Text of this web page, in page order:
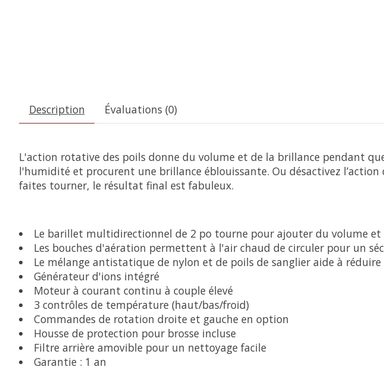
Description Évaluations (0)
L'action rotative des poils donne du volume et de la brillance pendant
l'humidité et procurent une brillance éblouissante. Ou désactivez
faites tourner, le résultat final est fabuleux.
Le barillet multidirectionnel de 2 po tourne pour ajouter du volume et
Les bouches d'aération permettent à l'air chaud de circuler pour un
Le mélange antistatique de nylon et de poils de sanglier aide à
Générateur d'ions intégré
Moteur à courant continu à couple élevé
3 contrôles de température (haut/bas/froid)
Commandes de rotation droite et gauche en option
Housse de protection pour brosse incluse
Filtre arrière amovible pour un nettoyage facile
Garantie : 1 an